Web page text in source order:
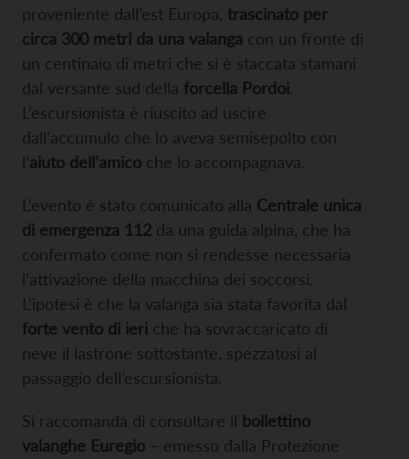
proveniente dall’est Europa, trascinato per
circa 300 metri da una valanga con un fronte di
un centinaio di metri che si è staccata stamani
dal versante sud della forcella Pordoi.
L’escursionista è riuscito ad uscire
dall’accumulo che lo aveva semisepolto con
l’aiuto dell’amico che lo accompagnava.
L’evento è stato comunicato alla Centrale unica
di emergenza 112 da una guida alpina, che ha
confermato come non si rendesse necessaria
l’attivazione della macchina dei soccorsi.
L’ipotesi è che la valanga sia stata favorita dal
forte vento di ieri che ha sovraccaricato di
neve il lastrone sottostante, spezzatosi al
passaggio dell’escursionista.
Si raccomanda di consultare il bollettino
valanghe Euregio – emesso dalla Protezione